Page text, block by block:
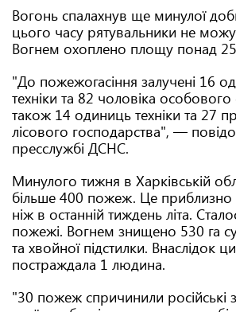
Вогонь спалахнув ще минулої
цього часу рятувальники не
Вогнем охоплено площу понад 25
"До пожежогасіння залучені 16
техніки та 82 чоловіка
також 14 одиниць техніки та 27
лісового господарства", —
пресслужбі ДСНС.
Минулого тижня в Харківській
більше 400 пожеж. Це
ніж в останній тиждень літа.
пожежі. Вогнем знищено 530 га
та хвойної підстилки. Внаслідок
постраждала 1 людина.
"30 пожеж спричинили російські